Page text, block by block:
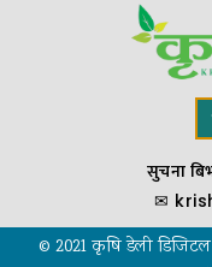
सुचना
✉
© 2021 कृषि डेली